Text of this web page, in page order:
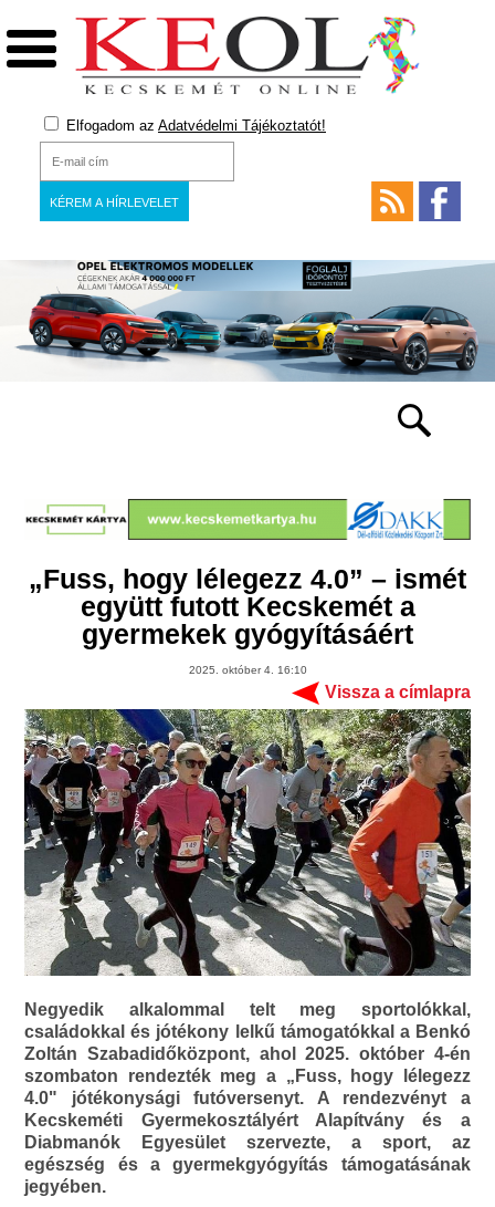
Elfogadom az Adatvédelmi Tájékoztatót!
„Fuss, hogy lélegezz 4.0” – ismét
együtt futott Kecskemét a
gyermekek gyógyításáért
2025. október 4. 16:10
Vissza a címlapra
Negyedik alkalommal telt meg sportolókkal,
családokkal és jótékony lelkű támogatókkal a Benkó
Zoltán Szabadidőközpont, ahol 2025. október 4-én
szombaton rendezték meg a „Fuss, hogy lélegezz
4.0" jótékonysági futóversenyt. A rendezvényt a
Kecskeméti Gyermekosztályért Alapítvány és a
Diabmanók Egyesület szervezte, a sport, az
egészség és a gyermekgyógyítás támogatásának
jegyében.